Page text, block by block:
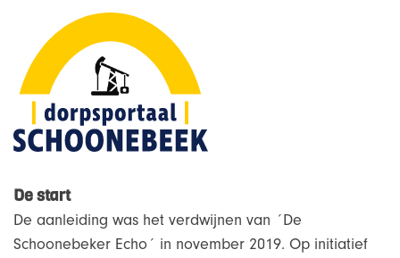
De start
De aanleiding was het verdwijnen van ´De
Schoonebeker Echo´ in november 2019. Op initiatief